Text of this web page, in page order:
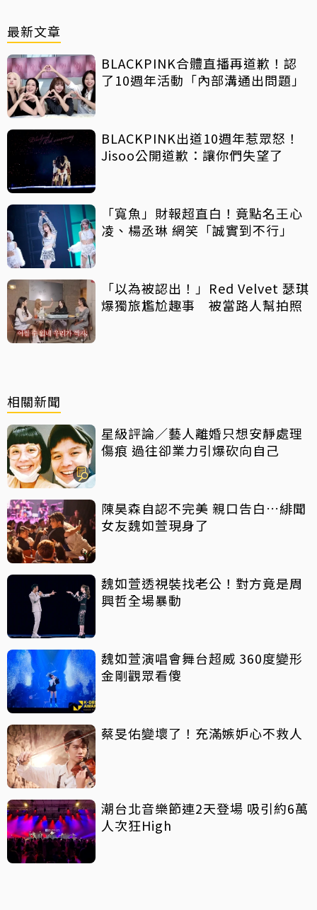
最新文章
BLACKPINK合體直播再道歉！認
了10週年活動「內部溝通出問題」
BLACKPINK出道10週年惹眾怒！
Jisoo公開道歉：讓你們失望了
「寬魚」財報超直白！竟點名王心
凌、楊丞琳 網笑「誠實到不行」
「以為被認出！」Red Velvet 瑟琪
爆獨旅尷尬趣事 被當路人幫拍照
相關新聞
星級評論／藝人離婚只想安靜處理
傷痕 過往卻業力引爆砍向自己
陳昊森自認不完美 親口告白…緋聞
女友魏如萱現身了
魏如萱透視裝找老公！對方竟是周
興哲全場暴動
魏如萱演唱會舞台超威 360度變形
金剛觀眾看傻
蔡旻佑變壞了！充滿嫉妒心不救人
潮台北音樂節連2天登場 吸引約6萬
人次狂High